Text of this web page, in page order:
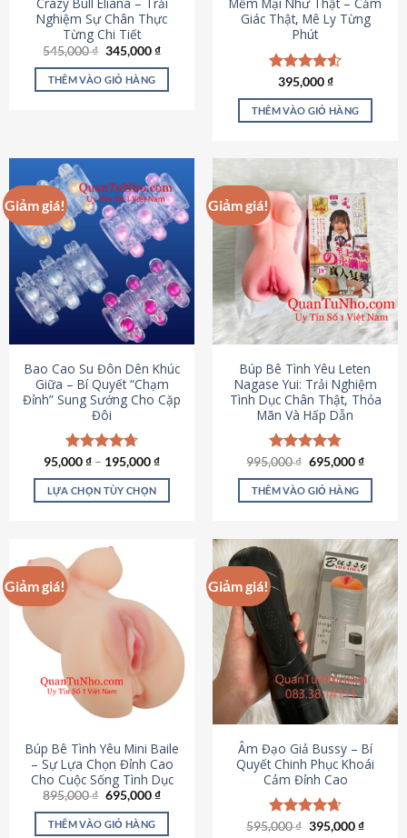
Crazy Bull Eliana – Trải
Nghiệm Sự Chân Thực
Từng Chi Tiết
545,000₫ Giá
là:
545,000 ₫.
345,000₫Giá
tại
THÊM VÀO GIỎ HÀNG
Mềm Mại Như Thật – Cảm
Giác Thật, Mê Ly Từng
Phút
Được xếp
hạng4.53
5 sao
395,000₫
THÊM VÀO GIỎ HÀNG
Giảm giá!
Bao Cao Su Đôn Dên Khúc
Giữa – Bí Quyết “Chạm
Đỉnh” Sung Sướng Cho Cặp
Đôi
Được xếp
hạng4.70
5 sao
95,000₫ – 195,000₫
LỰA CHỌN TÙY CHỌN
này
nhiều
biến
thể.
chọn
thể
chọn
trên
trang
sản
Giảm giá!
Búp Bê Tình Yêu Leten
Nagase Yui: Trải Nghiệm
Tình Dục Chân Thật, Thỏa
Mãn Và Hấp Dẫn
Được xếp
hạng4.80
5 sao
995,000₫ Giá
là:
995,000 ₫.
695,000₫Giá
tại
THÊM VÀO GIỎ HÀNG
Giảm giá!
Búp Bê Tình Yêu Mini Baile
– Sự Lựa Chọn Đỉnh Cao
Cho Cuộc Sống Tình Dục
895,000₫ Giá
là:
895,000 ₫.
695,000₫Giá
tại
THÊM VÀO GIỎ HÀNG
Giảm giá!
Âm Đạo Giả Bussy – Bí
Quyết Chinh Phục Khoái
Cảm Đỉnh Cao
Được xếp
595,000₫ Giá
395,000₫Giá